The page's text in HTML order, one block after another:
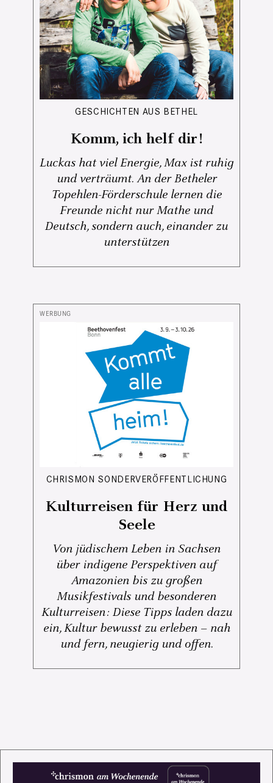
GESCHICHTEN AUS BETHEL
Komm, ich helf dir!
Luckas hat viel Energie, Max ist ruhig
und verträumt. An der Betheler
Topehlen-Förderschule lernen die
Freunde nicht nur Mathe und
Deutsch, sondern auch, einander zu
unterstützen
CHRISMON SONDERVERÖFFENTLICHUNG
Kulturreisen für Herz und
Seele
Von jüdischem Leben in Sachsen
über indigene Perspektiven auf
Amazonien bis zu großen
Musikfestivals und besonderen
Kulturreisen: Diese Tipps laden dazu
ein, Kultur bewusst zu erleben – nah
und fern, neugierig und offen.